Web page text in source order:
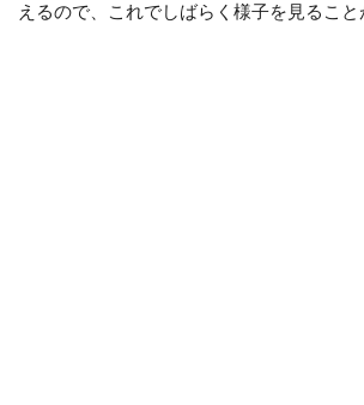
えるので、これでしばらく様子を見ること